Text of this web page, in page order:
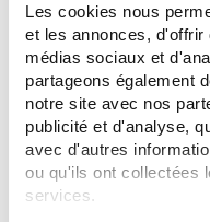
Les cookies nous
et les annonces,
médias sociaux et
partageons également
notre site avec nos
publicité et d'analyse,
avec d'autres
ou qu'ils ont collectées
services.
EUCERIN
EUCERIN EMOLLIENT
REPARATEUR 10% UREE
15,95 €
11,96 €
AJOUTER AU PANIER